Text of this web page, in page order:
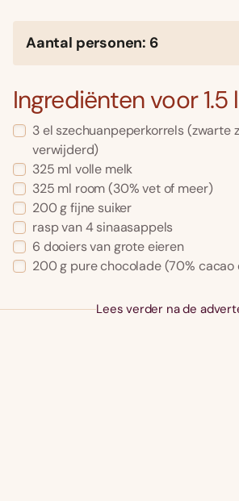
Aantal personen: 6
Ingrediënten voor 1.5
3 el szechuanpeperkorrels (zwarte
verwijderd)
325 ml volle melk
325 ml room (30% vet of meer)
200 g fijne suiker
rasp van 4 sinaasappels
6 dooiers van grote eieren
200 g pure chocolade (70% cacao
Lees verder na de